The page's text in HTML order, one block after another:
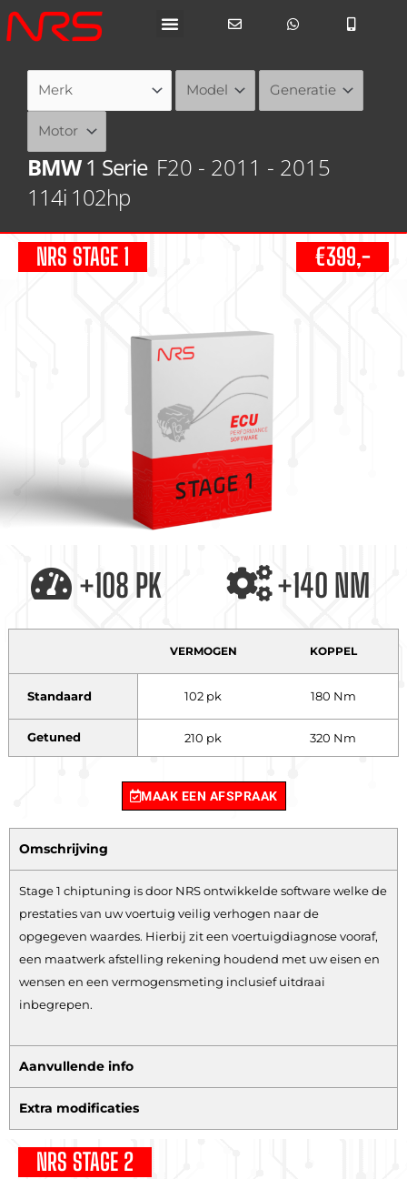
Ga
naar
BMW1 Serie F20 - 2011 - 2015
114i 102hp
NRS STAGE 1 €399,-
+108 PK +140 NM
VERMOGEN KOPPEL
Standaard 102 pk 180 Nm
Getuned 210 pk 320 Nm
MAAK EEN AFSPRAAK
Omschrijving
Stage 1 chiptuning is door NRS ontwikkelde software welke de
prestaties van uw voertuig veilig verhogen naar de
opgegeven waardes. Hierbij zit een voertuigdiagnose vooraf,
een maatwerk afstelling rekening houdend met uw eisen en
wensen en een vermogensmeting inclusief uitdraai
inbegrepen.
Aanvullende info
Extra modificaties
NRS STAGE 2